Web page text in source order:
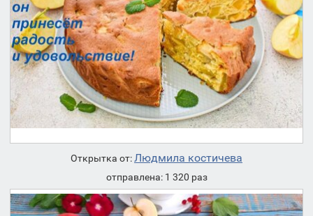
Открытка от:Людмила костичева
отправлена: 1 320 раз